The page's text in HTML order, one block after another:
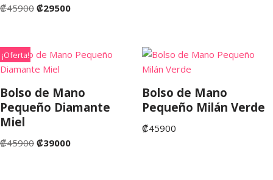
₡45900 ₡29500
¡Oferta!
Bolso de Mano
Pequeño Diamante
Miel
₡45900 ₡39000
Bolso de Mano
Pequeño Milán Verde
₡45900